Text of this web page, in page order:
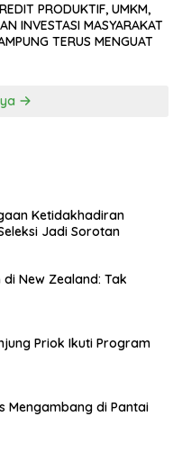
PRODUKTIF, UMKM,
INVESTASI MASYARAKAT
TERUS MENGUAT
Ketidakhadiran
Jadi Sorotan
New Zealand: Tak
Priok Ikuti Program
Mengambang di Pantai